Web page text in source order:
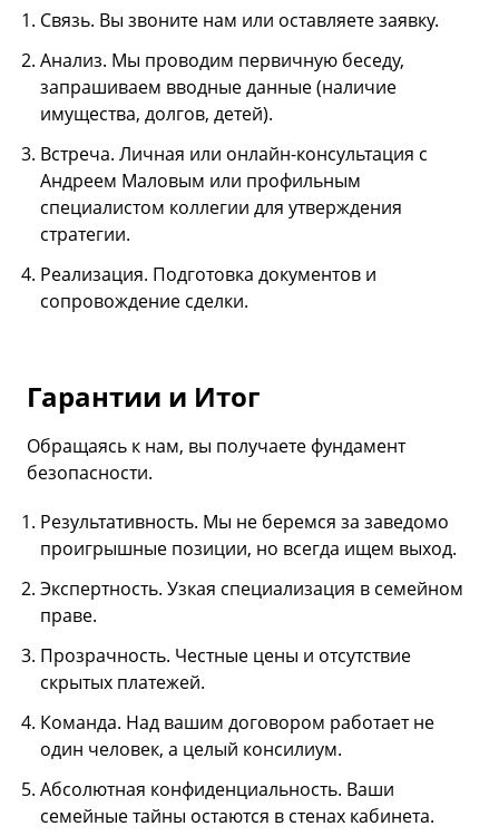
Связь. Вы звоните нам или оставляете заявку.
Анализ. Мы проводим первичную беседу,
запрашиваем вводные данные (наличие
имущества, долгов, детей).
Встреча. Личная или онлайн-консультация с
Андреем Маловым или профильным
специалистом коллегии для утверждения
стратегии.
Реализация. Подготовка документов и
сопровождение сделки.
Гарантии и Итог
Обращаясь к нам, вы получаете фундамент
безопасности.
Результативность. Мы не беремся за заведомо
проигрышные позиции, но всегда ищем выход.
Экспертность. Узкая специализация в семейном
праве.
Прозрачность. Честные цены и отсутствие
скрытых платежей.
Команда. Над вашим договором работает не
один человек, а целый консилиум.
Абсолютная конфиденциальность. Ваши
семейные тайны остаются в стенах кабинета.